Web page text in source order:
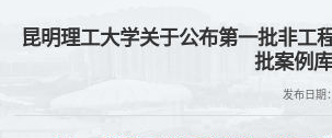
昆明理工大学关于公布第一批非工
批案例
发布日期